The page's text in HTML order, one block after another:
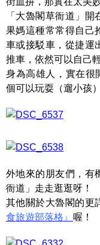
「大魯閣草衙道」
果媽這種常常得自己
車或接駁車，從捷運
推車，依然可以自己
身為高雄人，實在很
個可以玩耍（遛小孩
外地來的朋友們，有
衙道」走走逛逛呀！
其他關於大魯閣的更
食旅遊部落格』 喔！